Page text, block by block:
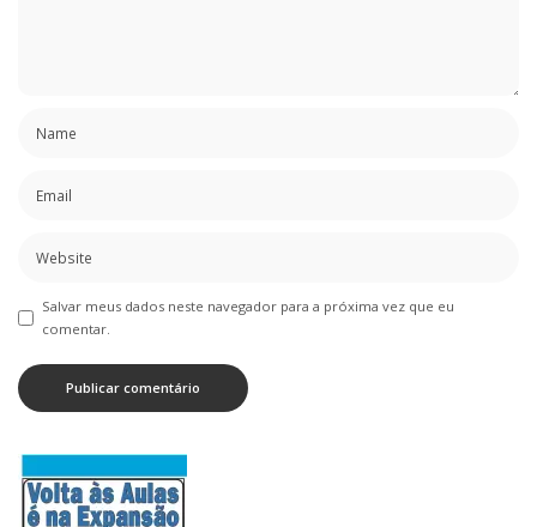
Salvar meus dados neste navegador para a próxima vez que eu
comentar.